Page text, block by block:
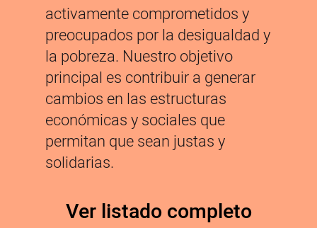
activamente comprometidos y
preocupados por la desigualdad y
la pobreza. Nuestro objetivo
principal es contribuir a generar
cambios en las estructuras
económicas y sociales que
permitan que sean justas y
solidarias.
Ver listado completo